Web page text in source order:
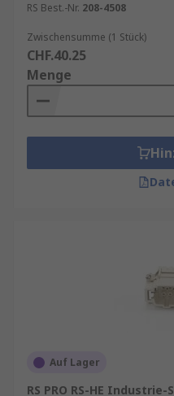
RS Best.-Nr. 208-4508
Zwischensumme (1 Stück)
CHF.40.25
Menge
Auf Lager
RS PRO RS-HE